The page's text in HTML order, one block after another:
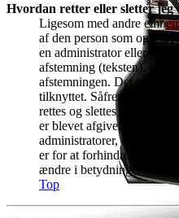
Hvordan retter eller sletter jeg
Ligesom med andre
af den person som
en administrator eller
afstemning (teksten), klik
afstemningen. Det er altid
tilknyttet. Såfremt der ikke
rettes og slettes i
er blevet afgivet stemmer
administratorer, der kan
er for at forhindre at folk
ændre i betydningen
Top